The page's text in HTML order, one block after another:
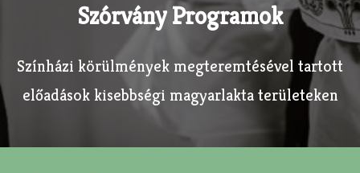
Szórvány Programok
Színházi körülmények megteremtésével tartott
előadások kisebbségi magyarlakta területeken